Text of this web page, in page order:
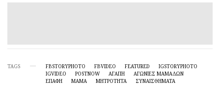
TAGS FBSTORYPHOTO FBVIDEO FEATURED
IGSTORYPHOTO
IGVIDEO
POSTNOW ΑΓΑΠΗ
ΑΓΩΝΊΕΣ ΜΑΜΆΔΩΝ
ΕΠΑΦΗ
ΜΑΜΆ ΜΗΤΡΌΤΗΤΑ ΣΥΝΑΙΣΘΗΜΑΤΑ